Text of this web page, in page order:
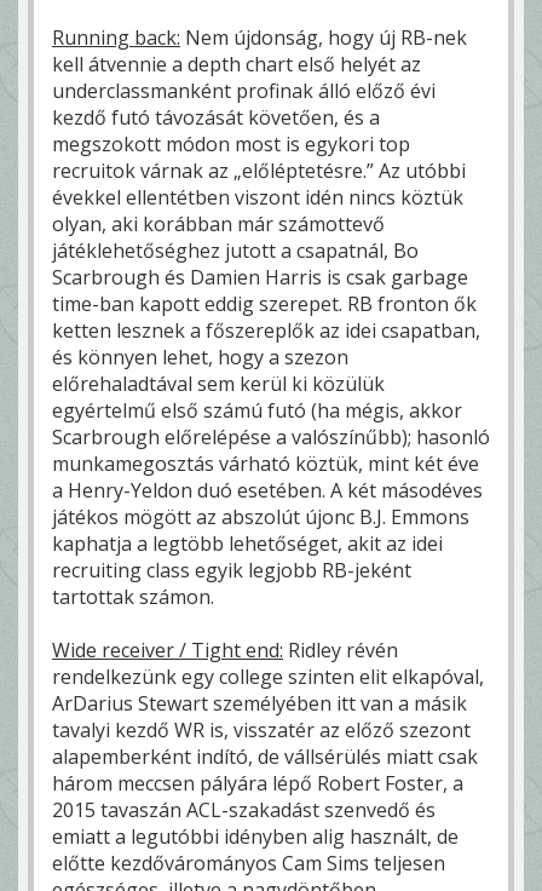
Running back: Nem újdonság, hogy új RB-nek
kell átvennie a depth chart első helyét az
underclassmanként profinak álló előző évi
kezdő futó távozását követően, és a
megszokott módon most is egykori top
recruitok várnak az „előléptetésre.” Az utóbbi
évekkel ellentétben viszont idén nincs köztük
olyan, aki korábban már számottevő
játéklehetőséghez jutott a csapatnál, Bo
Scarbrough és Damien Harris is csak garbage
time-ban kapott eddig szerepet. RB fronton ők
ketten lesznek a főszereplők az idei csapatban,
és könnyen lehet, hogy a szezon
előrehaladtával sem kerül ki közülük
egyértelmű első számú futó (ha mégis, akkor
Scarbrough előrelépése a valószínűbb); hasonló
munkamegosztás várható köztük, mint két éve
a Henry-Yeldon duó esetében. A két másodéves
játékos mögött az abszolút újonc B.J. Emmons
kaphatja a legtöbb lehetőséget, akit az idei
recruiting class egyik legjobb RB-jeként
tartottak számon.
Wide receiver / Tight end: Ridley révén
rendelkezünk egy college szinten elit elkapóval,
ArDarius Stewart személyében itt van a másik
tavalyi kezdő WR is, visszatér az előző szezont
alapemberként indító, de vállsérülés miatt csak
három meccsen pályára lépő Robert Foster, a
2015 tavaszán ACL-szakadást szenvedő és
emiatt a legutóbbi idényben alig használt, de
előtte kezdővárományos Cam Sims teljesen